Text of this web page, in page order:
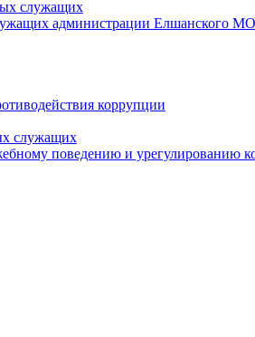
служащих
администрации Елшанского МО
коррупции
служащих
поведению и урегулированию